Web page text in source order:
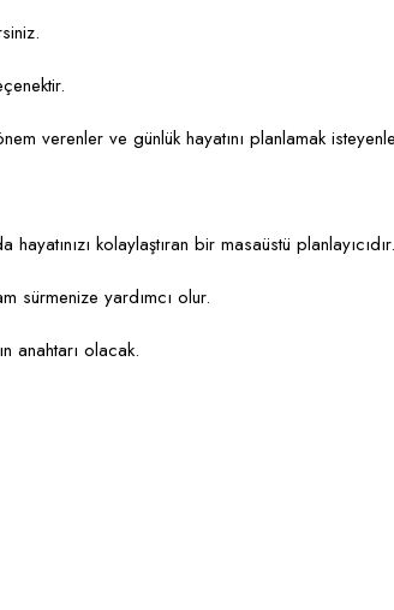
verenler ve günlük hayatını planlamak
kolaylaştıran bir masaüstü planlayıcıdır.
sürmenize yardımcı olur.
anahtarı olacak.